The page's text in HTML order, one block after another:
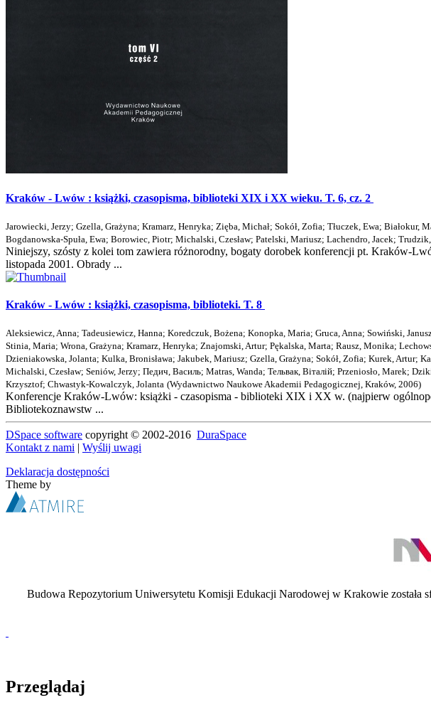
Kraków - Lwów : książki, czasopisma, biblioteki XIX i XX wieku. T. 6, cz. 2
Jarowiecki, Jerzy; Gzella, Grażyna; Kramarz, Henryka; Zięba, Michał; Sokół, Zofia; Tłuczek, Ewa; Białokur,
Bogdanowska-Spuła, Ewa; Borowiec, Piotr; Michalski, Czesław; Patelski, Mariusz; Lachendro, Jacek;
Niniejszy, szósty z kolei tom zawiera różnorodny, bogaty dorobek konferencji pt.
listopada 2001. Obrady ...
Kraków - Lwów : książki, czasopisma, biblioteki. T. 8
Aleksiewicz, Anna; Tadeusiewicz, Hanna; Koredczuk, Bożena; Konopka, Maria; Gruca, Anna; Sowiński,
Stinia, Maria; Wrona, Grażyna; Kramarz, Henryka; Znajomski, Artur; Pękalska, Marta; Rausz, Monika;
Dzieniakowska, Jolanta; Kulka, Bronisława; Jakubek, Mariusz; Gzella, Grażyna; Sokół, Zofia; Kurek, Artur;
Michalski, Czesław; Seniów, Jerzy; Педич, Василь; Matras, Wanda; Тельвак, Вiтaлiй; Przeniosło, Marek;
Krzysztof; Chwastyk-Kowalczyk, Jolanta (Wydawnictwo Naukowe Akademii Pedagogicznej, Kraków, 2006)
Konferencje Kraków-Lwów: książki - czasopisma - biblioteki XIX i XX w. (najpierw
Bibliotekoznawstw ...
DSpace software copyright © 2002-2016 DuraSpace
Kontakt z nami | Wyślij uwagi
Deklaracja dostępności
Theme by
Budowa Repozytorium Uniwersytetu Komisji Edukacji Narodowej w Krakowie została
Przeglądaj